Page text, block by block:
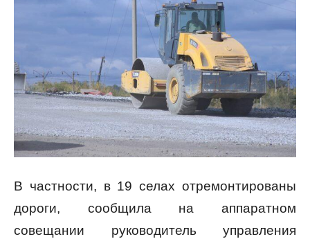
В частности, в 19 селах отремонтированы
дороги, сообщила на аппаратном
совещании руководитель управления